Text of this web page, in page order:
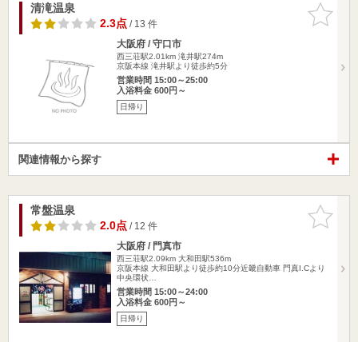
お気に入
りに追加
清滝温泉
2.3点/ 13 件
大阪府 / 守口市
西三荘駅2.01km 滝井駅274m
京阪本線 滝井駅より徒歩約5分
営業時間 15:00～25:00
入浴料金 600円～
日帰り
関連情報から探す
お気に入
りに追加
常盤温泉
2.0点/ 12 件
大阪府 / 門真市
西三荘駅2.09km 大和田駅536m
京阪本線 大和田駅より徒歩約10分近畿自動車 門真I.Cより
中央環状…
営業時間 15:00～24:00
入浴料金 600円～
日帰り